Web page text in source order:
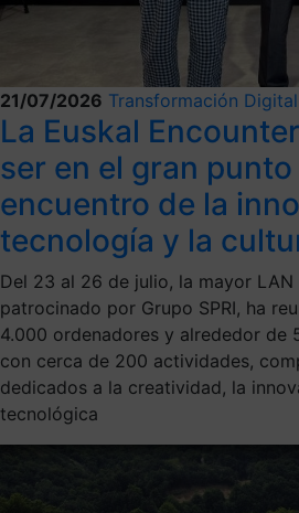
21/07/2026 Transformación Digital
La Euskal
ser en el gran punto
encuentro de la
tecnología y la
Del 23 al 26 de julio, la mayor
patrocinado por Grupo SPRI, ha
4.000 ordenadores y alrededor de
con cerca de 200 actividades,
dedicados a la creatividad, la
tecnológica